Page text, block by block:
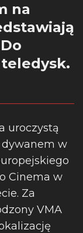
na
uroczystą
dywanem w
Cinema w
Za
VMA